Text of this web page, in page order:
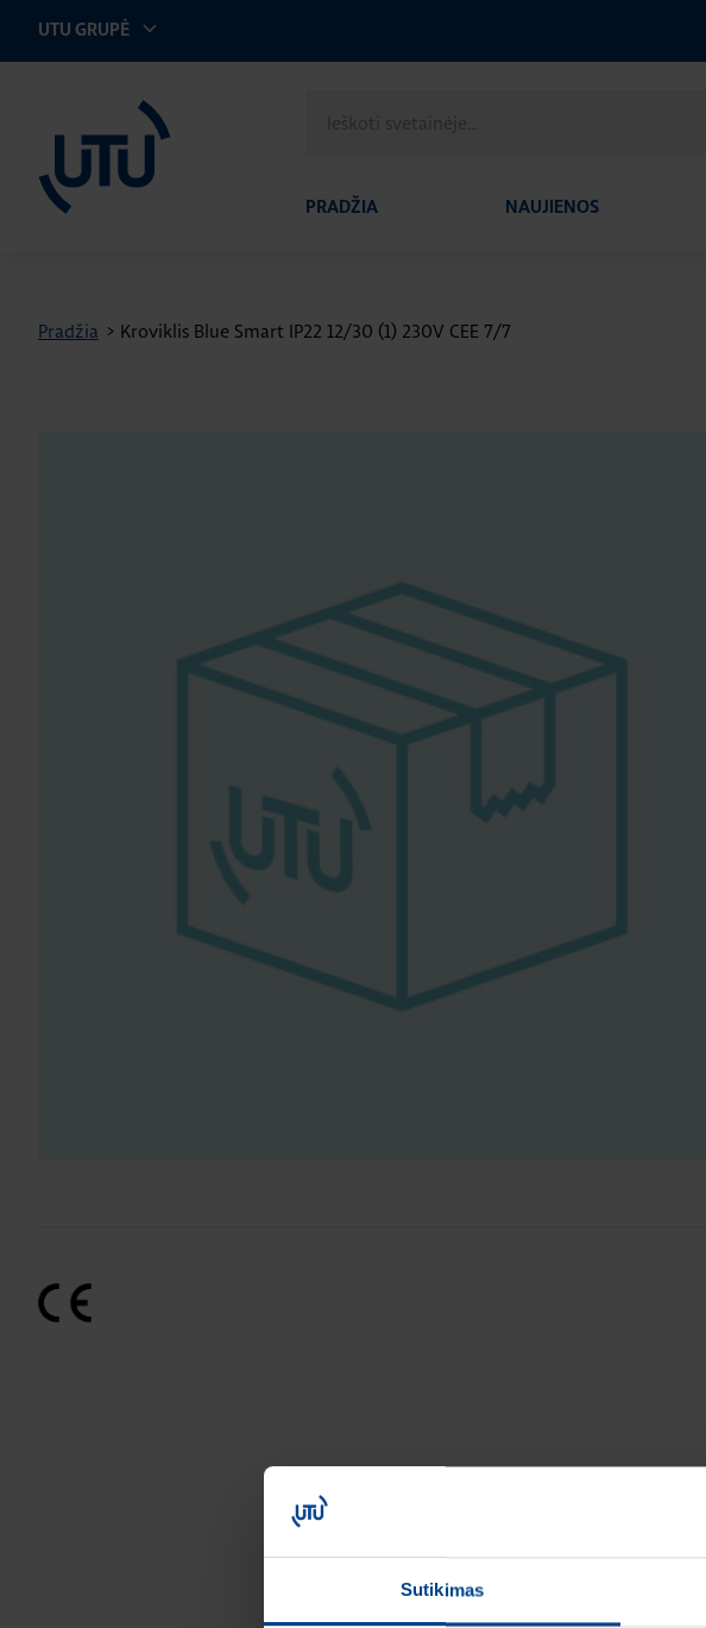
Sutikimas
UTU GRUPĖ
svetainėje
PRADŽIA NAUJIENOS
Pradžia > Kroviklis Blue Smart IP22 12/30 (1) 230V CEE 7/7